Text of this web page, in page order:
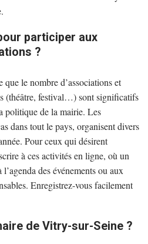
participer aux
?
le nombre d’associations et
(théâtre, festival…) sont significatifs
politique de la mairie. Les
dans tout le pays, organisent divers
Pour ceux qui désirent
à ces activités en ligne, où un
des événements ou aux
Enregistrez-vous facilement
de Vitry-sur-Seine ?